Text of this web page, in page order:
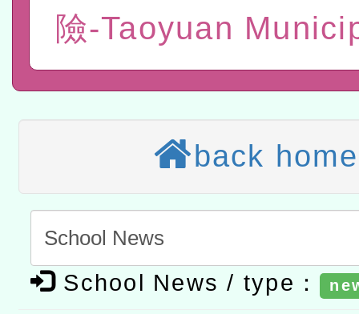
航」
本校115學年度第2次代理
結果公告(無人報名，續辦
適應運動共學行動站研習
讀推動專業研習
科技賦能─人工智慧(AI)工
「數位內容與教學軟體線
t」
有關大陸委員會函釋公務
轉知經濟部水利署委託財
險-Taoyuan
back home
School News / type：